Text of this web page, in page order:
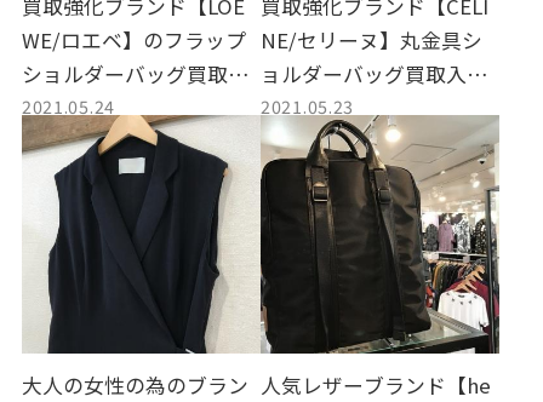
WE/ロエベ】のフラップ
ショルダーバッグ買取入
荷致しました。
2021.05.24
NE/セリーヌ】丸金具シ
ョルダーバッグ買取入荷
致しました。
2021.05.23
大人の女性の為のブラン 人気レザーブランド【he